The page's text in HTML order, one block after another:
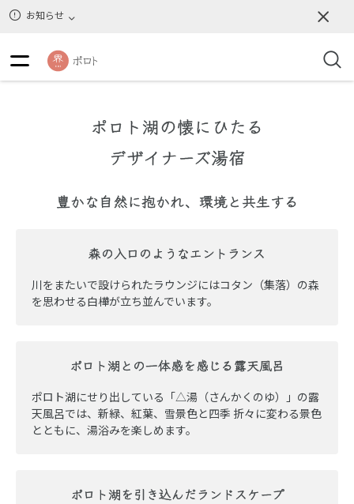
お知らせ
ポロト湖の懐にひたる
デザイナーズ湯宿
豊かな自然に抱かれ、環境と共生する
森の入口のようなエントランス
川をまたいで設けられたラウンジにはコタン（集落）の森
を思わせる白樺が立ち並んでいます。
ポロト湖との一体感を感じる露天風呂
ポロト湖にせり出している「△湯（さんかくのゆ）」の露
天風呂では、新緑、紅葉、雪景色と四季 折々に変わる景色
とともに、湯浴みを楽しめます。
ポロト湖を引き込んだランドスケープ